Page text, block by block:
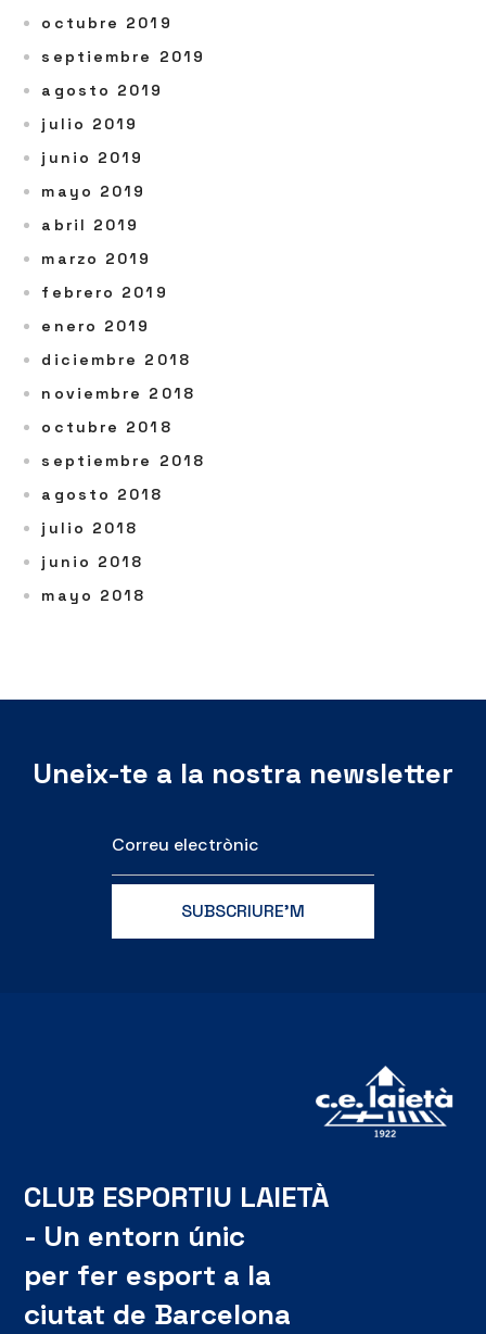
octubre 2019
septiembre 2019
agosto 2019
julio 2019
junio 2019
mayo 2019
abril 2019
marzo 2019
febrero 2019
enero 2019
diciembre 2018
noviembre 2018
octubre 2018
septiembre 2018
agosto 2018
julio 2018
junio 2018
mayo 2018
Uneix-te a la nostra newsletter
CLUB ESPORTIU LAIETÀ
- Un entorn únic
per fer esport a la
ciutat de Barcelona